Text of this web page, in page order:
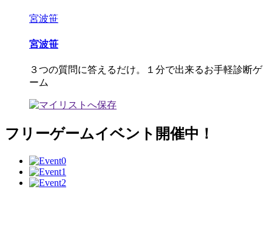
宮波笹
宮波笹
３つの質問に答えるだけ。１分で出来るお手軽診断ゲ
ーム
フリーゲームイベント開催中！